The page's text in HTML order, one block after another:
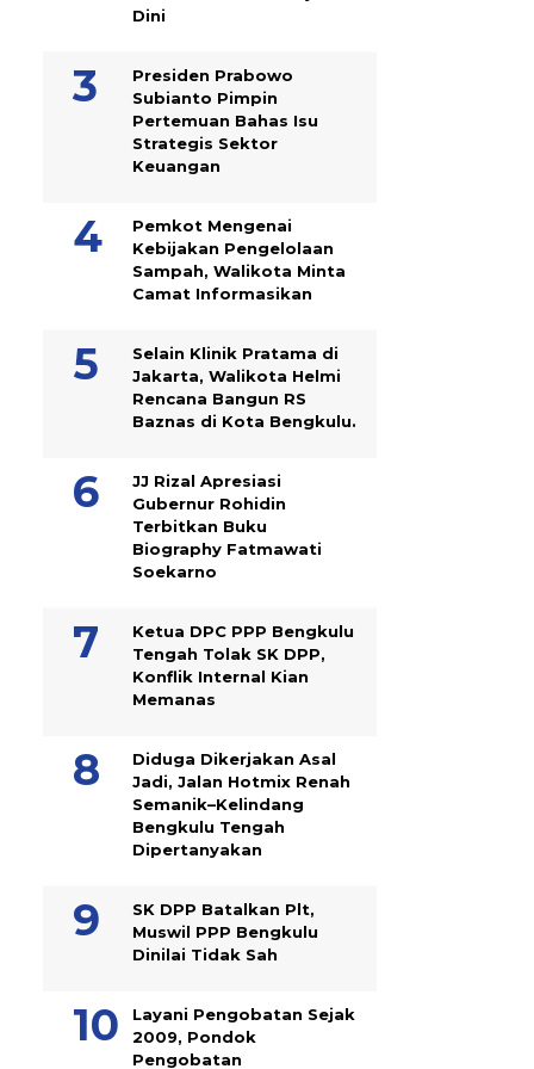
Dini
Presiden Prabowo
Subianto Pimpin
Pertemuan Bahas Isu
Strategis Sektor
Keuangan
Pemkot Mengenai
Kebijakan Pengelolaan
Sampah, Walikota Minta
Camat Informasikan
Selain Klinik Pratama di
Jakarta, Walikota Helmi
Rencana Bangun RS
Baznas di Kota Bengkulu.
JJ Rizal Apresiasi
Gubernur Rohidin
Terbitkan Buku
Biography Fatmawati
Soekarno
Ketua DPC PPP Bengkulu
Tengah Tolak SK DPP,
Konflik Internal Kian
Memanas
Diduga Dikerjakan Asal
Jadi, Jalan Hotmix Renah
Semanik–Kelindang
Bengkulu Tengah
Dipertanyakan
SK DPP Batalkan Plt,
Muswil PPP Bengkulu
Dinilai Tidak Sah
Layani Pengobatan Sejak
2009, Pondok
Pengobatan